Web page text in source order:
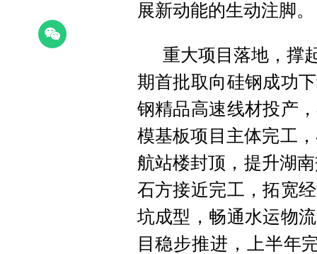
展新动能的生动注脚。
重大项目落地，撑
期首批取向硅钢成功
钢精品高速线材投产
模基板项目主体完工
航站楼封顶，提升湖
石方接近完工，拓宽
坑成型，畅通水运物
目稳步推进，上半年